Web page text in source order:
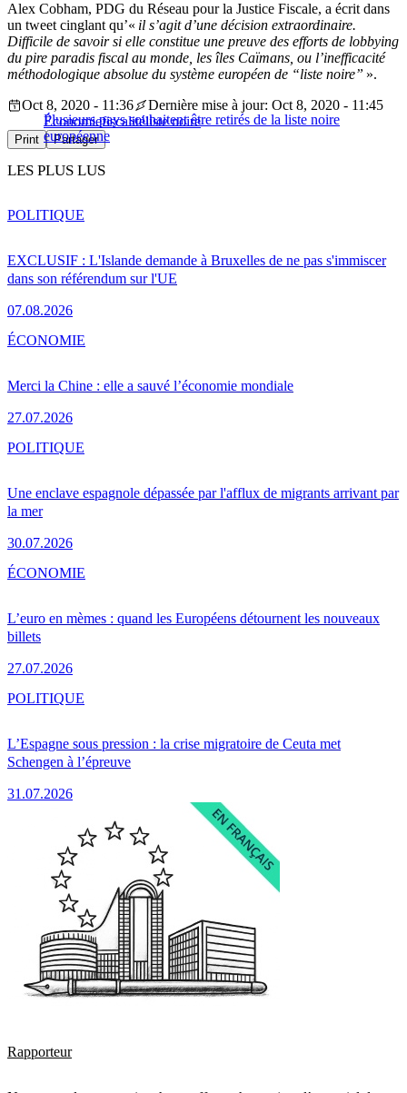
Alex Cobham, PDG du Réseau pour la Justice Fiscale, a écrit dans
un tweet cinglant qu’« il s’agit d’une décision extraordinaire.
Difficile de savoir si elle constitue une preuve des efforts de lobbying
du pire paradis fiscal au monde, les îles Caïmans, ou l’inefficacité
méthodologique absolue du système européen de “liste noire” ».
Plusieurs pays souhaitent être retirés de la liste noire
européenne
Oct 8, 2020 - 11:36
Dernière mise à jour: Oct 8, 2020 - 11:45
Économiefiscalitéliste noire
Print Partager
LES PLUS LUS
EXCLUSIF : L'Islande demande à Bruxelles de ne pas s'immiscer
dans son référendum sur l'UE
07.08.2026
POLITIQUE
Merci la Chine : elle a sauvé l’économie mondiale
27.07.2026
ÉCONOMIE
Une enclave espagnole dépassée par l'afflux de migrants arrivant par
la mer
30.07.2026
POLITIQUE
L’euro en mèmes : quand les Européens détournent les nouveaux
billets
27.07.2026
ÉCONOMIE
L’Espagne sous pression : la crise migratoire de Ceuta met
Schengen à l’épreuve
31.07.2026
POLITIQUE
Rapporteur